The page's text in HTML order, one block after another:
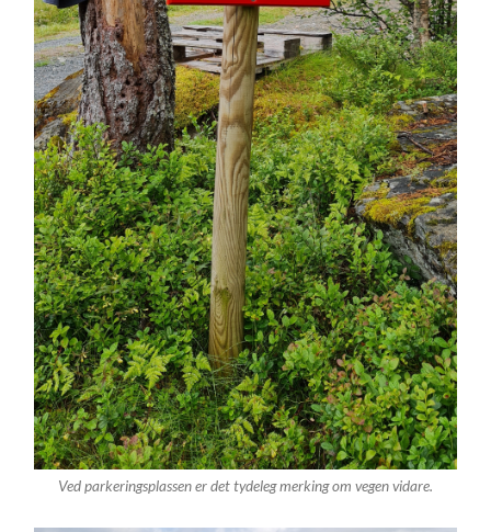
Ved parkeringsplassen er det tydeleg merking om vegen vidare.